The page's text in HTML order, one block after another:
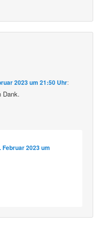
2023 um 21:50 Uhr:
Dank.
Februar 2023 um